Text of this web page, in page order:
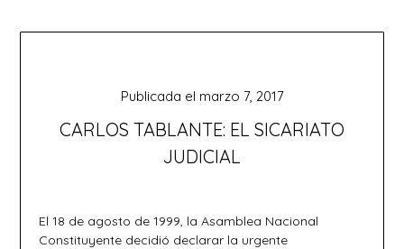
CARLOS TABLANTE: EL SICARIATO
JUDICIAL
Publicada el marzo 7, 2017
El 18 de agosto de 1999, la Asamblea Nacional
Constituyente decidió declarar la urgente